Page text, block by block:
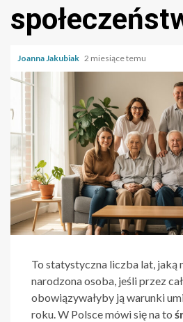
Joanna Jakubiak 2 miesiące temu
To statystyczna liczba lat, jaką
narodzona osoba, jeśli przez
obowiązywałyby ją warunki
roku. W Polsce mówi się na to